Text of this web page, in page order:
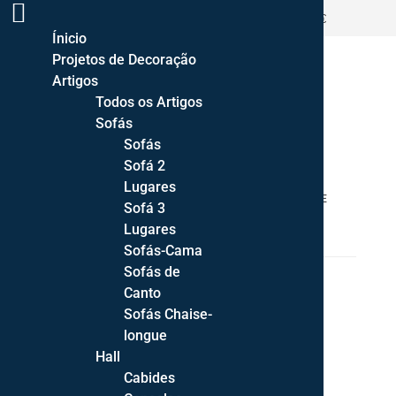
ENTREGA GRATUITA PORTUGAL CONTINENTAL >500€
/ SALA DE
Ínicio
Projetos de Decoração
Artigos
Todos os Artigos
Sofás
Sofás
Sofá 2
Lugares
Sofá 3
Lugares
Sofás-Cama
Sofás de
Canto
Sofás Chaise-
longue
Hall
Cabides